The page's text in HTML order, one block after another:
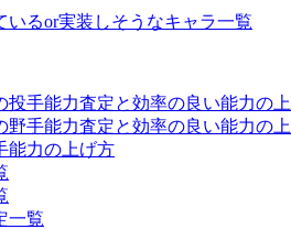
いるor実装しそうなキャラ一覧
投手能力査定と効率の良い能力の
野手能力査定と効率の良い能力の
能力の上げ方
一覧